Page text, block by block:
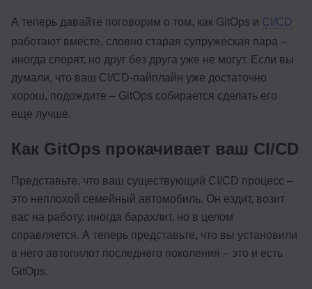
А теперь давайте поговорим о том, как GitOps и CI/CD
работают вместе, словно старая супружеская пара –
иногда спорят, но друг без друга уже не могут. Если вы
думали, что ваш CI/CD-пайплайн уже достаточно
хорош, подождите – GitOps собирается сделать его
еще лучше.
Как GitOps прокачивает ваш CI/CD
Представьте, что ваш существующий CI/CD процесс –
это неплохой семейный автомобиль. Он ездит, возит
вас на работу, иногда барахлит, но в целом
справляется. А теперь представьте, что вы установили
в него автопилот последнего поколения – это и есть
GitOps.